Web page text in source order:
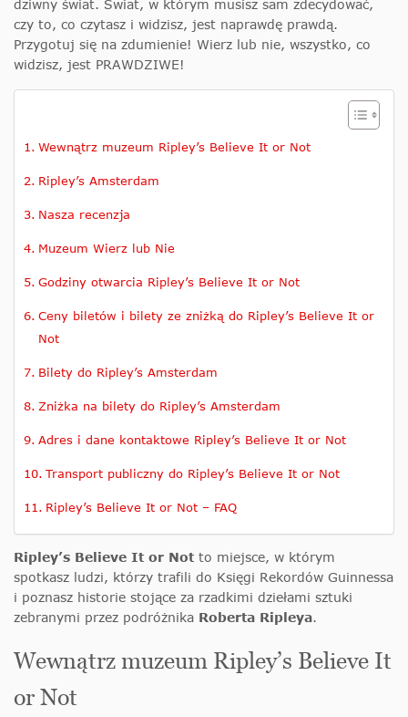
dziwny świat. Świat, w którym musisz sam zdecydować,
czy to, co czytasz i widzisz, jest naprawdę prawdą.
Przygotuj się na zdumienie! Wierz lub nie, wszystko, co
widzisz, jest PRAWDZIWE!
Wewnątrz muzeum Ripley’s Believe It or Not
Ripley’s Amsterdam
Nasza recenzja
Muzeum Wierz lub Nie
Godziny otwarcia Ripley’s Believe It or Not
Ceny biletów i bilety ze zniżką do Ripley’s Believe It or
Not
Bilety do Ripley’s Amsterdam
Zniżka na bilety do Ripley’s Amsterdam
Adres i dane kontaktowe Ripley’s Believe It or Not
Transport publiczny do Ripley’s Believe It or Not
Ripley’s Believe It or Not – FAQ
Ripley’s Believe It or Not to miejsce, w którym
spotkasz ludzi, którzy trafili do Księgi Rekordów Guinnessa
i poznasz historie stojące za rzadkimi dziełami sztuki
zebranymi przez podróżnika Roberta Ripleya.
Wewnątrz muzeum Ripley’s Believe It
or Not